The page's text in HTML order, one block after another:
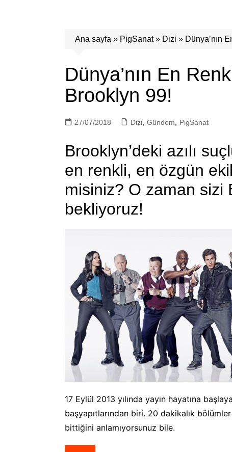
Ana sayfa » PigSanat» Dizi » Dünya’nın
Dünya’nın En
Brooklyn 99!
27/07/2018 Dizi Gündem PigSanat
Brooklyn’deki azılı
en renkli, en özgün
misiniz? O zaman sizi
bekliyoruz!
17 Eylül 2013 yılında yayın hayatına
başyapıtlarından biri. 20 dakikalık
bittiğini anlamıyorsunuz bile.